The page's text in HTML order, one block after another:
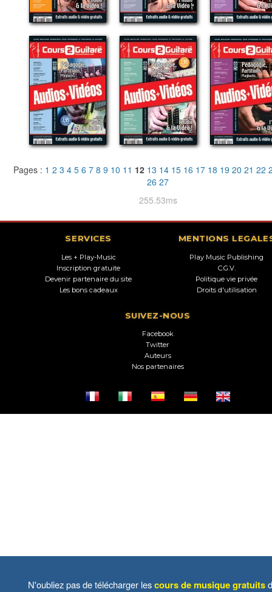
Pages : 1 2 3 4 5 6 7 8 9 10 11 12 13 14 15 16 17 18 19 20 21 22
26 27
255.53ms
SERVICES
Les + Play-Music
Inscription gratuite
Devenir partenaire du site
Les bons cadeaux
MENTIONS
Play Music Publishing
C.G.V.
Politique vie privée
Droits d'utilisation
SUIVEZ-NOUS
Facebook
Twitter
Auteurs
Nos partenaires
N'oubliez pas de télécharger lescours de musique gratuits